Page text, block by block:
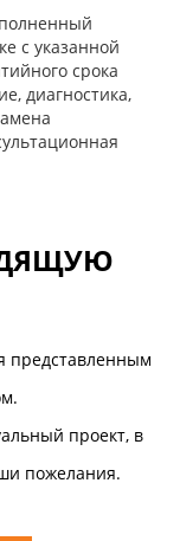
с указанной
срока
диагностика,
представленным
проект, в
пожелания.